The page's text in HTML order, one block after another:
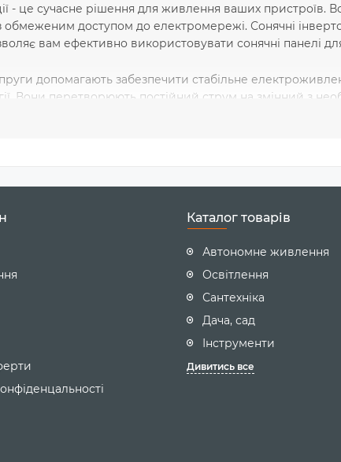
- це сучасне рішення для живлення ваших пристроїв.
обмеженим доступом до електромережі. Сонячні
вам ефективно використовувати сонячні панелі
допомагають забезпечити стабільне
Вони перетворюють постійний струм на змінний з
з великою ефективністю.
енергетики" від CENTROBUD.
Каталог товарів
Автономне живлення
Освітлення
Сантехніка
Дача, сад
Інструменти
Дивитись все